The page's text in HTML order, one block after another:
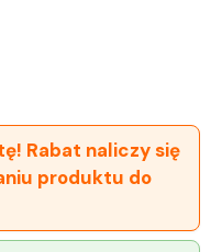
Rabat naliczy się
produktu do